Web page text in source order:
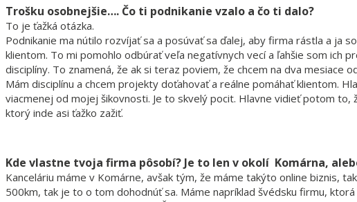
Trošku osobnejšie…. Čo ti podnikanie vzalo a čo ti dalo?
To je ťažká otázka.
Podnikanie ma nútilo rozvíjať sa a posúvať sa ďalej, aby firma rástla a ja
klientom. To mi pomohlo odbúrať veľa negatívnych vecí a ľahšie som ich
disciplíny. To znamená, že ak si teraz poviem, že chcem na dva
Mám disciplínu a chcem projekty doťahovať a reálne pomáhať klientom.
viacmenej od mojej šikovnosti. Je to skvelý pocit. Hlavne vidieť potom
ktorý inde asi ťažko zažiť.
Kde vlastne tvoja firma pôsobí? Je to len v okolí Komárna,
Kanceláriu máme v Komárne, avšak tým, že máme takýto online biznis,
500km, tak je to o tom dohodnúť sa. Máme napríklad švédsku firmu,